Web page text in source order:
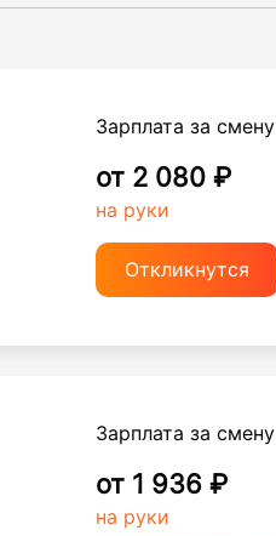
Зарплата за смену
от 2 080 ₽
на руки
Откликнутся
Зарплата за смену
от 1 936 ₽
на руки